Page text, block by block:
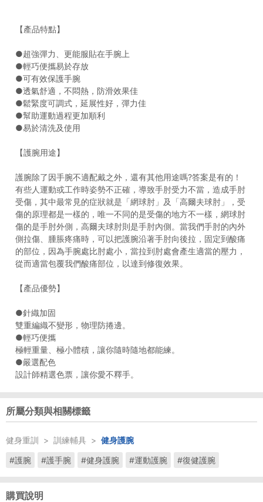
【產品特點】
●超強彈力、更能服貼在手腕上
●輕巧便攜易於存放
●可有效保護手腕
●透氣舒適，不悶熱，防滑效果佳
●鬆緊度可調式，延展性好，彈力佳
●幫助運動過程更加順利
●易於清洗及使用
【護腕用途】
護腕除了因手腕不適配戴之外，還有其他用途嗎?答案是有的！
有些人運動或工作時姿勢不正確，導致手肘受力不當，造成手肘
受傷，其中最常見的症狀就是「網球肘」及「高爾夫球肘」，受
傷的原理都是一樣的，唯一不同的是受傷的地方不一樣，網球肘
傷的是手肘外側，高爾夫球肘則是手肘內側。當我們手肘的內外
側拉傷、腫脹疼痛時，可以把護腕沿著手肘向後拉，固定到酸痛
的部位，因為手腕處比肘處小，當拉到肘處會產生適當的壓力，
從而適當包覆我們酸痛部位，以達到修復效果。
【產品優勢】
●針織加固
雙重編織不變形，物理防捲邊。
●輕巧便攜
極輕重量、極小體積，讓你隨時隨地都能練。
●嚴選配色
設計師精選色票，讓你愛不釋手。
所屬分類與相關標籤
健身重訓 > 訓練輔具 > 健身護腕
#護腕
#護手腕 #健身護腕 #運動護腕 #復健護腕
購買說明